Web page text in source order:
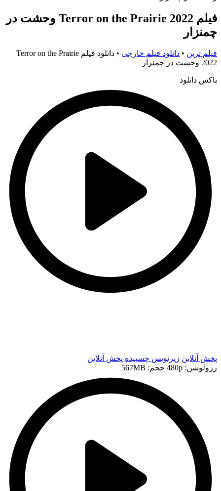
فیلم Terror on the Prairie 2022 وحشت در
چمنزار
فیلم ترین • دانلود فیلم خارجی •
دانلود فیلم Terror on the Prairie
2022 وحشت در چمنزار
باکس دانلود
پخش آنلاین زیرنویس چسبیده پخش آنلاین
رزولوشن: 480p
حجم: 567MB